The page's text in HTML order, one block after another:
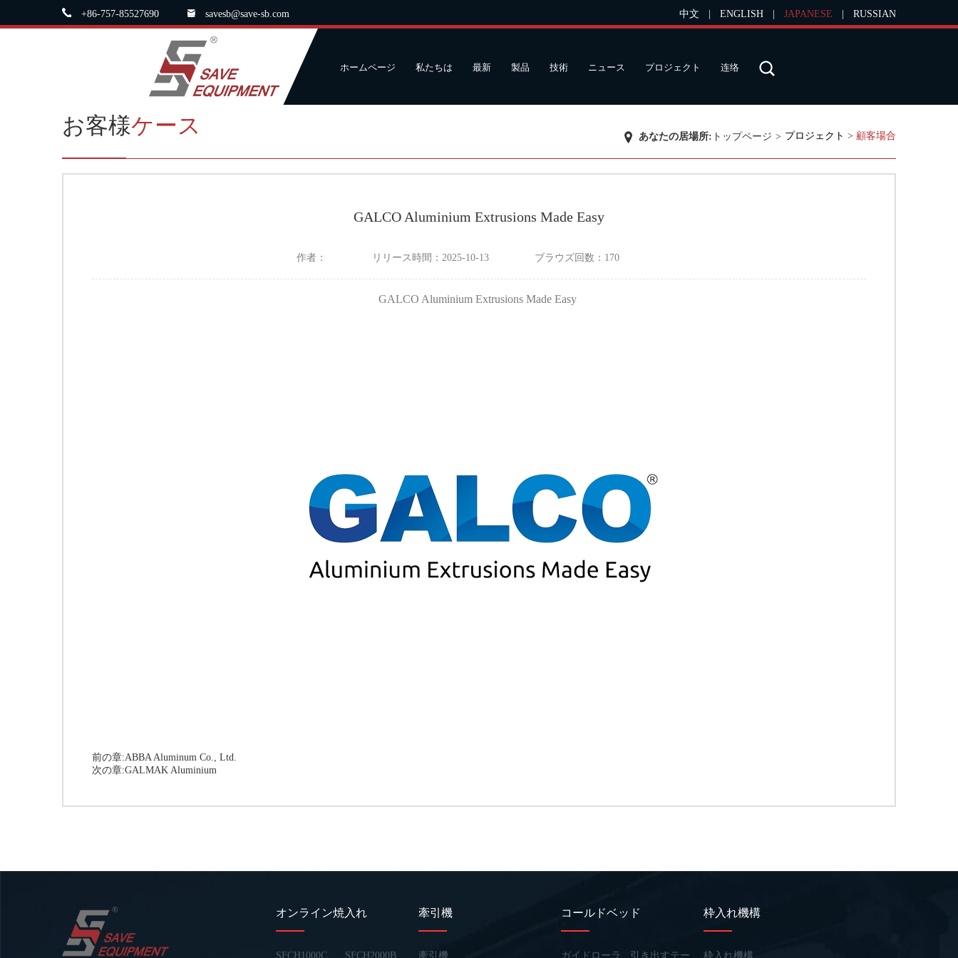
+86-757-85527690 savesb@save-sb.com 中文 ENGLISH JAPANESE RUSSIAN
ホームページ 私たちは 最新 製品 技術 ニュース プロジェクト 连络
お客様ケース あなたの居場所: トップページ > プロジェクト > 顧客場合
GALCO Aluminium Extrusions Made Easy
作者： リリース時間： 2025-10-13 ブラウズ回数： 170
GALCO Aluminium Extrusions Made Easy
前の章:ABBA Aluminum Co., Ltd.
次の章:GALMAK Aluminium
オンライン焼入れ
SFCH1000C SFCH2000B
牽引機
牽引機
コールドベッド
ガイドローラ 引き出すテー
枠入れ機構
枠入れ機構